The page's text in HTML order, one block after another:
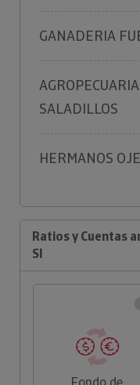
GANADERIA
SALADILLOS
HERMANOS
Ratios y Cuentas
Sl